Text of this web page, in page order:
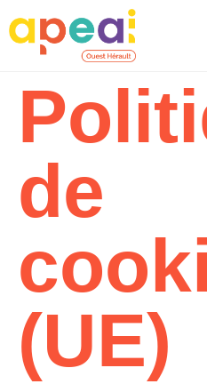
de
(UE)